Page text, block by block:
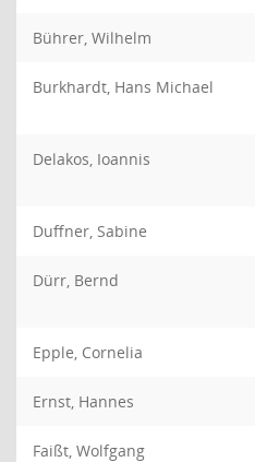
Bührer, Wilhelm
Burkhardt, Hans Michael
Delakos, Ioannis
Duffner, Sabine
Dürr, Bernd
Epple, Cornelia
Ernst, Hannes
Faißt, Wolfgang